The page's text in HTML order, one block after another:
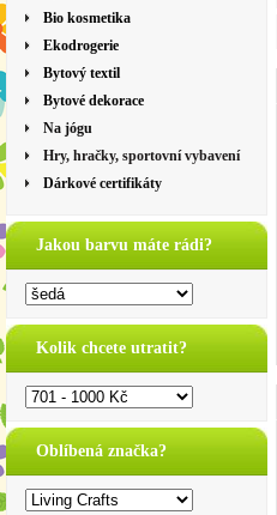
Bio kosmetika
Ekodrogerie
Bytový textil
Bytové dekorace
Na jógu
Hry, hračky, sportovní vybavení
Dárkové certifikáty
Jakou barvu máte rádi?
Kolik chcete utratit?
Oblíbená značka?